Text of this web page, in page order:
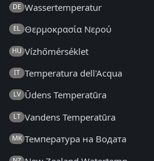
DE Wassertemperatur
EL Θερμοκρασία Νερού
HU Vízhőmérséklet
IT Temperatura dell'Acqua
LV Ūdens Temperatūra
LT Vandens Temperatūra
MK Температура на Водата